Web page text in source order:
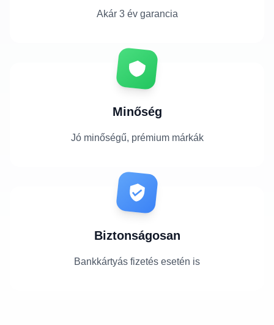
Akár 3 év garancia
Minőség
Jó minőségű, prémium márkák
Biztonságosan
Bankkártyás fizetés esetén is